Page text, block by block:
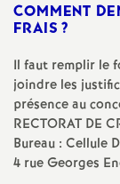
COMMENT
FRAIS ?
Il faut remplir le
joindre les
présence au
RECTORAT DE
Bureau : Cellule
4 rue Georges